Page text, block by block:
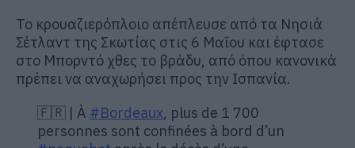
Το κρουαζιερόπλοιο απέπλευσε από τα Νησιά
Σέτλαντ της Σκωτίας στις 6 Μαΐου και έφτασε
στο Μπορντό χθες το βράδυ, από όπου κανονικά
πρέπει να αναχωρήσει προς την Ισπανία.
🇫🇷 | À #Bordeaux, plus de 1 700
personnes sont confinées à bord d’un